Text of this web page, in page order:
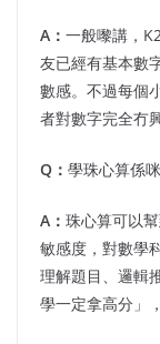
A： 一般嚟講，
友已經有基本數
數感。不過每個
者對數字完全冇
Q： 學珠心算係
A： 珠心算可以
敏感度，對數學
理解題目、邏輯
學一定拿高分」